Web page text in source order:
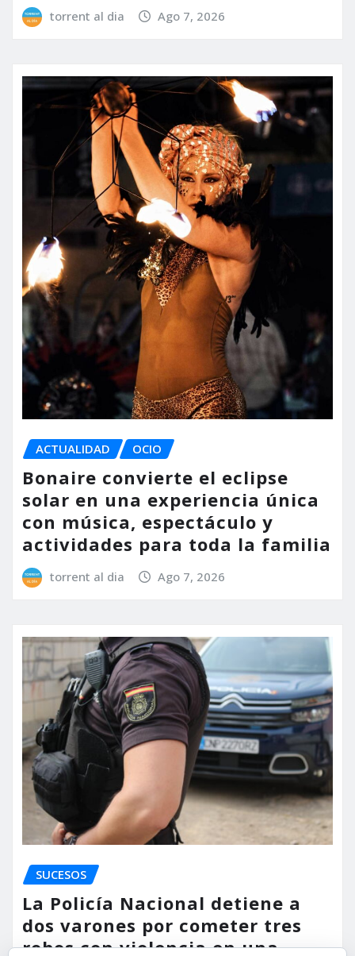
torrent al dia Ago 7, 2026
ACTUALIDAD OCIO
Bonaire convierte el eclipse
solar en una experiencia única
con música, espectáculo y
actividades para toda la familia
torrent al dia Ago 7, 2026
SUCESOS
La Policía Nacional detiene a
dos varones por cometer tres
robos con violencia en una